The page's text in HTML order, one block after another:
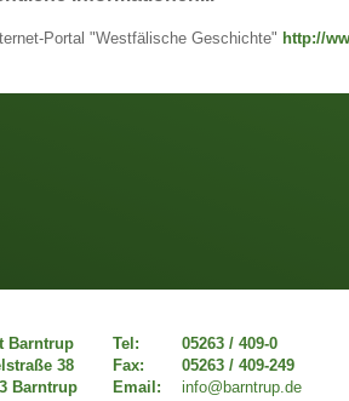
Portal "Westfälische Geschichte" http://
Barntrup
38
Barntrup
Tel:
Fax:
Email:
05263 / 409-0
05263 / 409-249
info@barntrup.de